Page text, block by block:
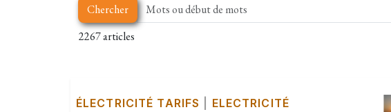
Chercher
2267 articles
ÉLECTRICITÉ TARIFS
ELECTRICITÉ